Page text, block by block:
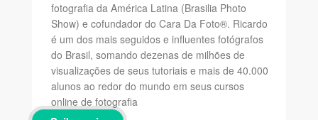
fotografia da América Latina (Brasilia Photo
Show) e cofundador do Cara Da Foto®. Ricardo
é um dos mais seguidos e influentes fotógrafos
do Brasil, somando dezenas de milhões de
visualizações de seus tutoriais e mais de 40.000
alunos ao redor do mundo em seus cursos
online de fotografia